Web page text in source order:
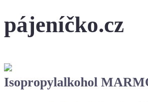
pájeníčko.cz
Isopropylalkohol